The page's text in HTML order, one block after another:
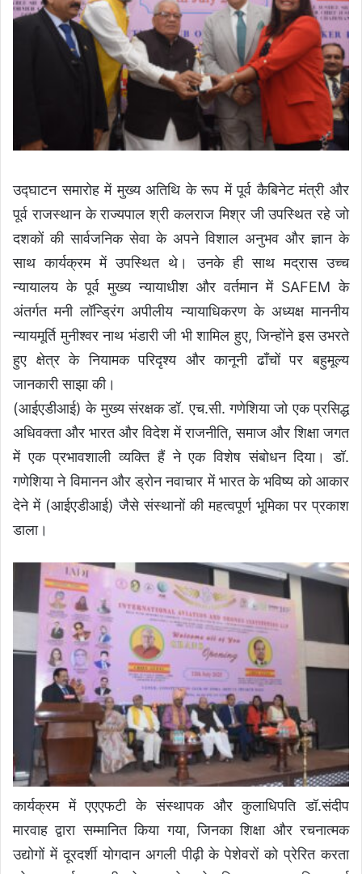
उद्घाटन समारोह में मुख्य अतिथि के रूप में पूर्व कैबिनेट मंत्री और
पूर्व राजस्थान के राज्यपाल श्री कलराज मिश्र जी उपस्थित रहे जो
दशकों की सार्वजनिक सेवा के अपने विशाल अनुभव और ज्ञान के
साथ कार्यक्रम में उपस्थित थे। उनके ही साथ मद्रास उच्च
न्यायालय के पूर्व मुख्य न्यायाधीश और वर्तमान में SAFEM के
अंतर्गत मनी लॉन्ड्रिंग अपीलीय न्यायाधिकरण के अध्यक्ष माननीय
न्यायमूर्ति मुनीश्वर नाथ भंडारी जी भी शामिल हुए, जिन्होंने इस उभरते
हुए क्षेत्र के नियामक परिदृश्य और कानूनी ढाँचों पर बहुमूल्य
जानकारी साझा की।
(आईएडीआई) के मुख्य संरक्षक डॉ. एच.सी. गणेशिया जो एक प्रसिद्ध
अधिवक्ता और भारत और विदेश में राजनीति, समाज और शिक्षा जगत
में एक प्रभावशाली व्यक्ति हैं ने एक विशेष संबोधन दिया। डॉ.
गणेशिया ने विमानन और ड्रोन नवाचार में भारत के भविष्य को आकार
देने में (आईएडीआई) जैसे संस्थानों की महत्वपूर्ण भूमिका पर प्रकाश
डाला।
कार्यक्रम में एएएफटी के संस्थापक और कुलाधिपति डॉ.संदीप
मारवाह द्वारा सम्मानित किया गया, जिनका शिक्षा और रचनात्मक
उद्योगों में दूरदर्शी योगदान अगली पीढ़ी के पेशेवरों को प्रेरित करता